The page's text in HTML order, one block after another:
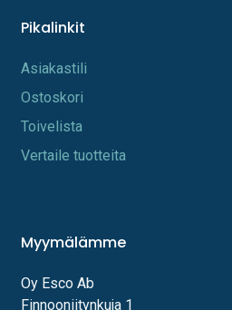
Pikalinkit
A​s​iakastili
Os​toskori
Toi​velista
Vertaile tuotteita
Myymälämme
Oy Esco Ab
Finnooniitynkuja 1